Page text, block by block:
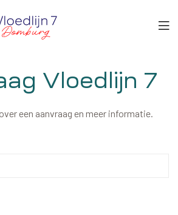
Vloedlijn 7
een aanvraag en meer informatie.